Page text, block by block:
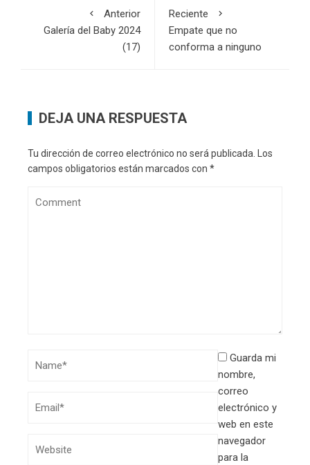
Anterior
Galería del Baby 2024
(17)
Reciente
Empate que no
conforma a ninguno
DEJA UNA RESPUESTA
Tu dirección de correo electrónico no será publicada.
Los
campos obligatorios están marcados con *
Guarda mi
nombre,
correo
electrónico y
web en este
navegador
para la